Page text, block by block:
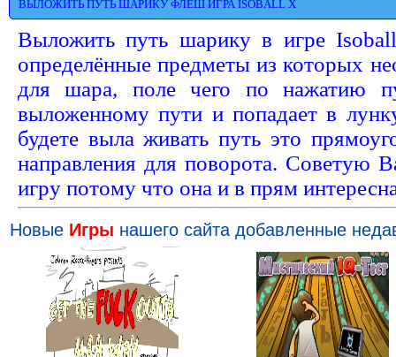
ВЫЛОЖИТЬ ПУТЬ ШАРИКУ ФЛЕШ ИГРА ISOBALL X
Выложить путь шарику в игре
определённые предметы из которых
для шара, поле чего по нажатию
выложенному пути и попадает в
будете выла живать путь это
направления для поворота. Советую
игру потому что она и в прям
Новые Игры нашего сайта добавленные